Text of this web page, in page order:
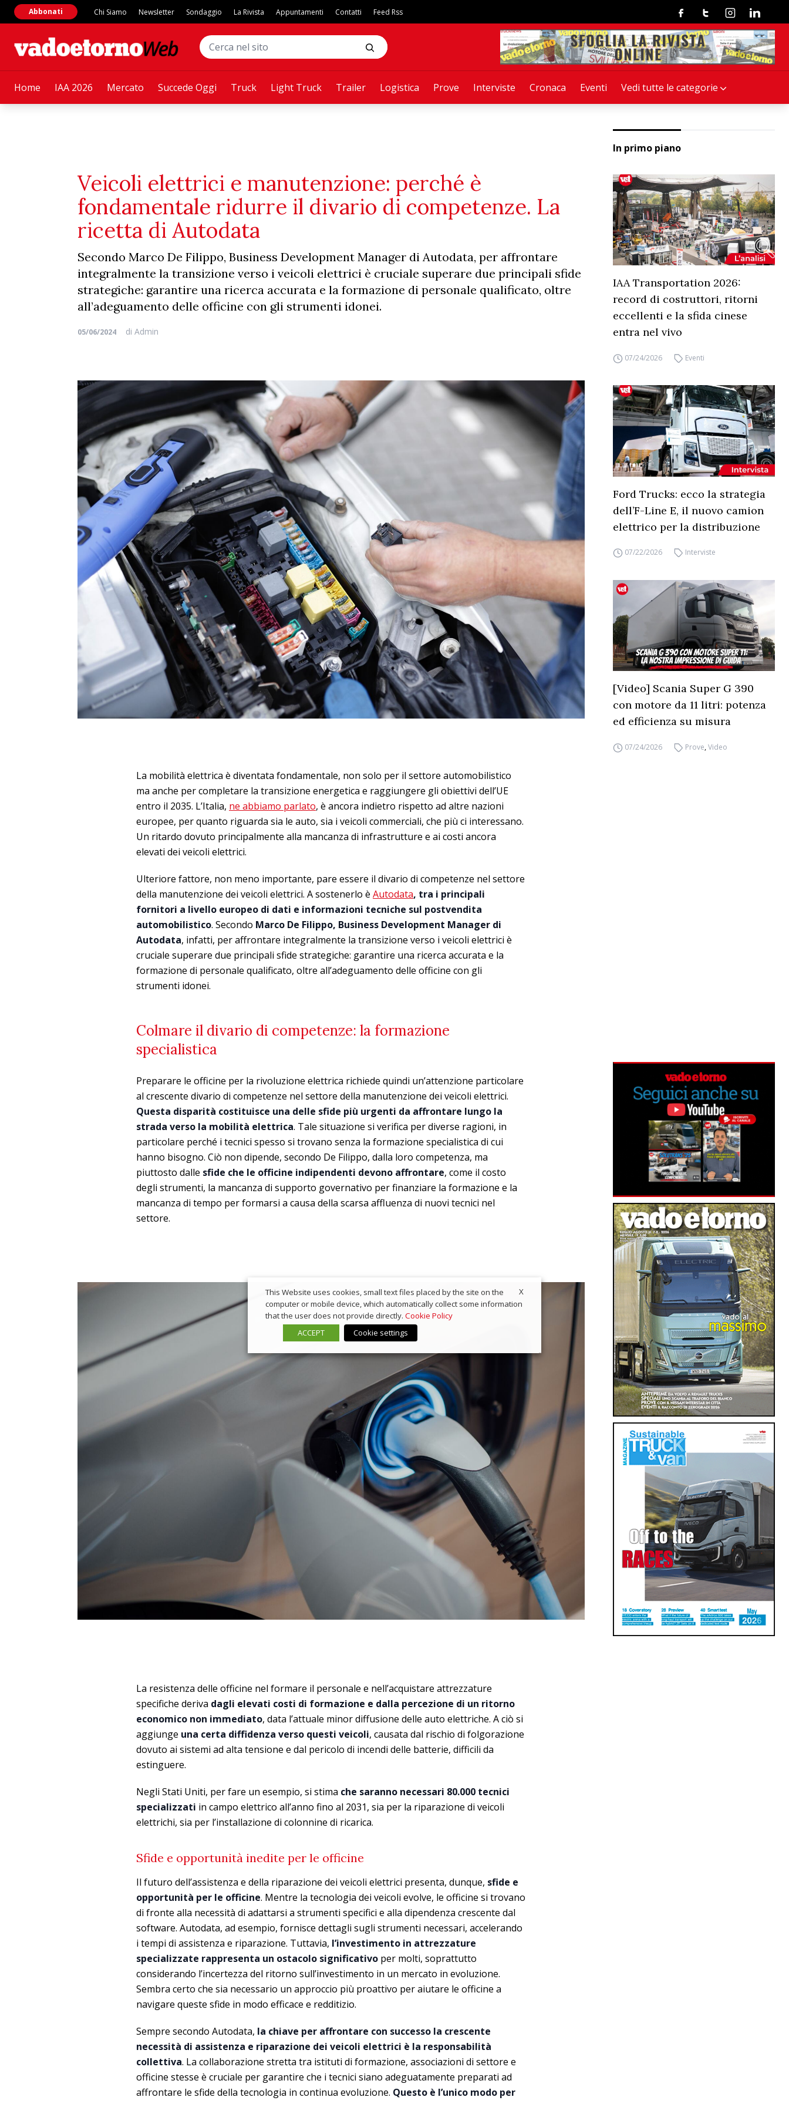
Home IAA 2026 Mercato Succede Oggi Truck Light Truck Trailer Logistica Prove Interviste Cronaca Eventi Vedi tutte le categorie
Abbonati Chi Siamo Newsletter Sondaggio La Rivista Appuntamenti Contatti Feed Rss FacebookTwitterInstagramLinkedin
Veicoli elettrici e manutenzione: perché è
fondamentale ridurre il divario di competenze. La
ricetta di Autodata
Secondo Marco De Filippo, Business Development Manager di Autodata, per affrontare
integralmente la transizione verso i veicoli elettrici è cruciale superare due principali sfide
strategiche: garantire una ricerca accurata e la formazione di personale qualificato, oltre
all’adeguamento delle officine con gli strumenti idonei.
05/06/2024 di Admin
La mobilità elettrica è diventata fondamentale, non solo per il settore automobilistico
ma anche per completare la transizione energetica e raggiungere gli obiettivi dell’UE
entro il 2035. L’Italia, ne abbiamo parlato, è ancora indietro rispetto ad altre nazioni
europee, per quanto riguarda sia le auto, sia i veicoli commerciali, che più ci interessano.
Un ritardo dovuto principalmente alla mancanza di infrastrutture e ai costi ancora
elevati dei veicoli elettrici.
Ulteriore fattore, non meno importante, pare essere il divario di competenze nel settore
della manutenzione dei veicoli elettrici. A sostenerlo è Autodata, tra i principali
fornitori a livello europeo di dati e informazioni tecniche sul postvendita
automobilistico. Secondo Marco De Filippo, Business Development Manager di
Autodata, infatti, per affrontare integralmente la transizione verso i veicoli elettrici è
cruciale superare due principali sfide strategiche: garantire una ricerca accurata e la
formazione di personale qualificato, oltre all’adeguamento delle officine con gli
strumenti idonei.
Colmare il divario di competenze: la formazione
specialistica
Preparare le officine per la rivoluzione elettrica richiede quindi un’attenzione particolare
al crescente divario di competenze nel settore della manutenzione dei veicoli elettrici.
Questa disparità costituisce una delle sfide più urgenti da affrontare lungo la
strada verso la mobilità elettrica. Tale situazione si verifica per diverse ragioni, in
particolare perché i tecnici spesso si trovano senza la formazione specialistica di cui
hanno bisogno. Ciò non dipende, secondo De Filippo, dalla loro competenza, ma
piuttosto dalle sfide che le officine indipendenti devono affrontare, come il costo
degli strumenti, la mancanza di supporto governativo per finanziare la formazione e la
mancanza di tempo per formarsi a causa della scarsa affluenza di nuovi tecnici nel
settore.
La resistenza delle officine nel formare il personale e nell’acquistare attrezzature
specifiche deriva dagli elevati costi di formazione e dalla percezione di un ritorno
economico non immediato, data l’attuale minor diffusione delle auto elettriche. A ciò si
aggiunge una certa diffidenza verso questi veicoli, causata dal rischio di folgorazione
dovuto ai sistemi ad alta tensione e dal pericolo di incendi delle batterie, difficili da
estinguere.
Negli Stati Uniti, per fare un esempio, si stima che saranno necessari 80.000 tecnici
specializzati in campo elettrico all’anno fino al 2031, sia per la riparazione di veicoli
elettrichi, sia per l’installazione di colonnine di ricarica.
Sfide e opportunità inedite per le officine
Il futuro dell’assistenza e della riparazione dei veicoli elettrici presenta, dunque, sfide e
opportunità per le officine. Mentre la tecnologia dei veicoli evolve, le officine si trovano
di fronte alla necessità di adattarsi a strumenti specifici e alla dipendenza crescente dal
software. Autodata, ad esempio, fornisce dettagli sugli strumenti necessari, accelerando
i tempi di assistenza e riparazione. Tuttavia, l’investimento in attrezzature
specializzate rappresenta un ostacolo significativo per molti, soprattutto
considerando l’incertezza del ritorno sull’investimento in un mercato in evoluzione.
Sembra certo che sia necessario un approccio più proattivo per aiutare le officine a
navigare queste sfide in modo efficace e redditizio.
Sempre secondo Autodata, la chiave per affrontare con successo la crescente
necessità di assistenza e riparazione dei veicoli elettrici è la responsabilità
collettiva. La collaborazione stretta tra istituti di formazione, associazioni di settore e
officine stesse è cruciale per garantire che i tecnici siano adeguatamente preparati ad
affrontare le sfide della tecnologia in continua evoluzione. Questo è l’unico modo per
In primo piano
IAA Transportation 2026:
record di costruttori, ritorni
eccellenti e la sfida cinese
entra nel vivo
07/24/2026 Eventi
Ford Trucks: ecco la strategia
dell’F-Line E, il nuovo camion
elettrico per la distribuzione
07/22/2026 Interviste
[Video] Scania Super G 390
con motore da 11 litri: potenza
ed efficienza su misura
07/24/2026 Prove,Video
X
This Website uses cookies, small text files placed by the site on the
computer or mobile device, which automatically collect some information
that the user does not provide directly. Cookie Policy
ACCEPT
Cookie settings